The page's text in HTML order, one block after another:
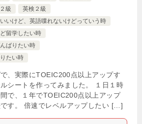
級
英検２級
いけど、英語喋れないけどっていう時
留学したい時
ばりたい時
たい時
、実際にTOEIC200点以上アップす
シートを作ってみました。 １日１時
で、１年でTOEIC200点以上アップ
す。 倍速でレベルアップしたい […]